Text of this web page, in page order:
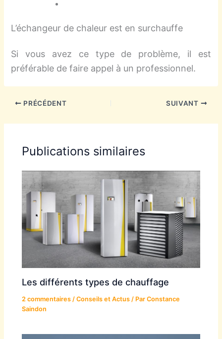
L’échangeur de chaleur est en surchauffe
Si vous avez ce type de problème, il est
préférable de faire appel à un professionnel.
PRÉCÉDENT SUIVANT
Publications similaires
Les différents types de chauffage
2 commentaires /Conseils et Actus / ParConstance
Saindon